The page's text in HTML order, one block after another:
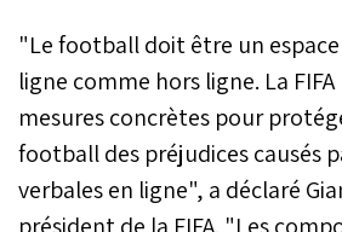
"Le football doit être un
ligne comme hors ligne. La
mesures concrètes pour
football des préjudices causés
verbales en ligne", a déclaré